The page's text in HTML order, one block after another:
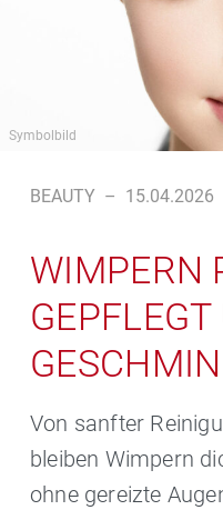
Symbolbild
BEAUTY – 15.04.2026
WIMPERN
GEPFLEGT
Von sanfter
bleiben Wimpern
ohne gereizte